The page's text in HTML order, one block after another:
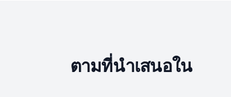
ตามที่นำเสนอใน